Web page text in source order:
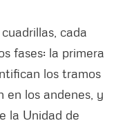
cada
fases: la primera
los tramos
en los andenes, y
la Unidad de